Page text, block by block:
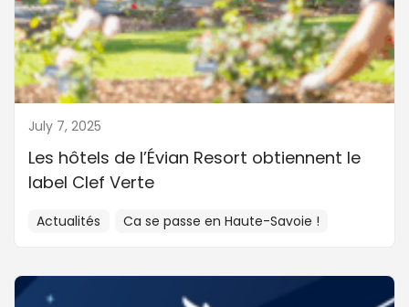
July 7, 2025
Les hôtels de l’Évian Resort obtiennent le
label Clef Verte
Actualités Ca se passe en Haute-Savoie !